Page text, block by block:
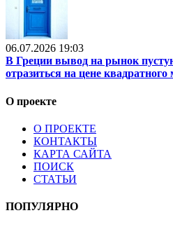
06.07.2026 19:03
В Греции вывод на рынок
отразиться на цене квадратного
О проекте
О ПРОЕКТЕ
КОНТАКТЫ
КАРТА САЙТА
ПОИСК
СТАТЬИ
ПОПУЛЯРНО